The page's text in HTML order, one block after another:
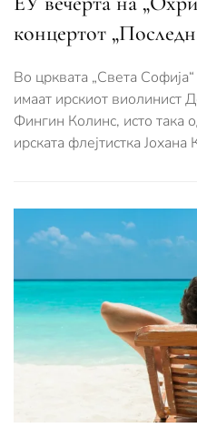
концертот
Во црквата „Света
имаат ирскиот виолинист
Фингин Колинс, исто така
ирската флејтистка Јохана